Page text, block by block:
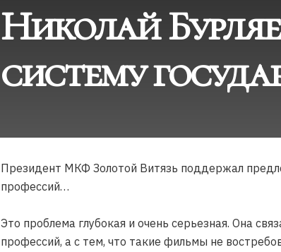
Николай
систему
Президент МКФ Золотой Витязь поддержал
профессий…
Это проблема глубокая и очень серьезная. Она
профессий, а с тем, что такие фильмы не